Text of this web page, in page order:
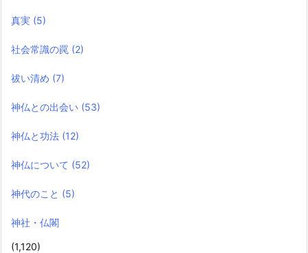
真実 (5)
社会常識の罠 (2)
祓い清め (7)
神仏との出会い (53)
神仏と功法 (12)
神仏について (52)
神代のこと (5)
神社・仏閣
(1,120)